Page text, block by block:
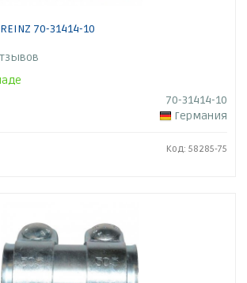
70-31414-10
70-31414-10
Германия
Код: 58285-75